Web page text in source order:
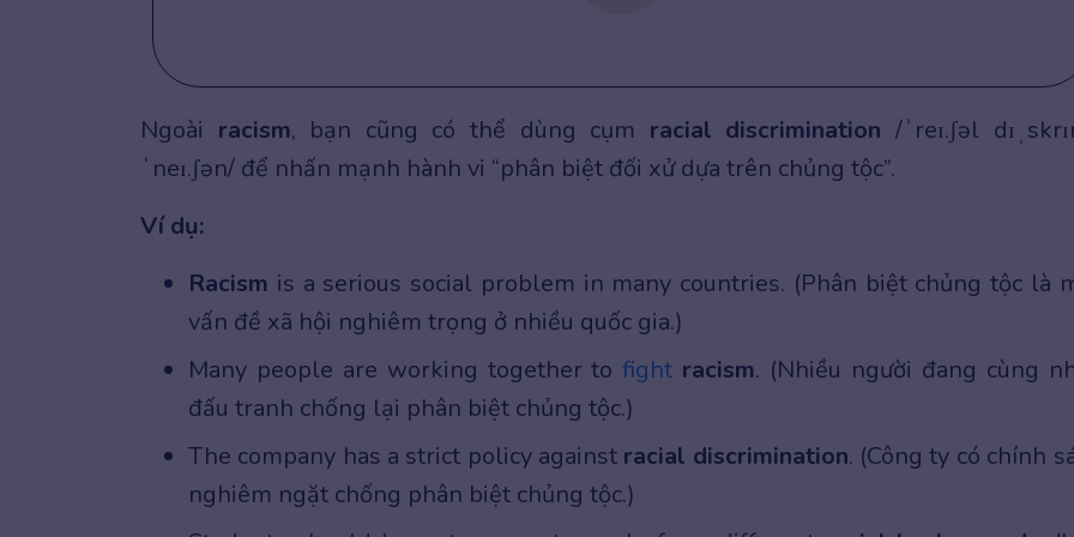
Ngoài racism, bạn cũng có thể dùng cụm racial discrimination /ˈreɪ.ʃəl
ˈneɪ.ʃən/ để nhấn mạnh hành vi “phân biệt đối xử dựa trên chủng tộc”.
Ví dụ:
Racism is a serious social problem in many countries. (Phân biệt chủng tộc là
vấn đề xã hội nghiêm trọng ở nhiều quốc gia.)
Many people are working together tofight racism. (Nhiều người đang cùng
đấu tranh chống lại phân biệt chủng tộc.)
The company has a strict policy against racial discrimination. (Công ty có chính
nghiêm ngặt chống phân biệt chủng tộc.)